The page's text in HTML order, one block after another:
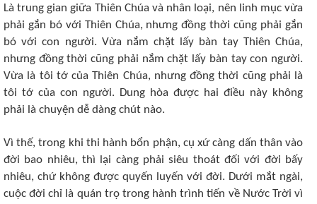
Là trung gian giữa Thiên Chúa và nhân loại, nên linh mục vừa
phải gắn bó với Thiên Chúa, nhưng đồng thời cũng phải gắn
bó với con người. Vừa nắm chặt lấy bàn tay Thiên Chúa,
nhưng đồng thời cũng phải nắm chặt lấy bàn tay con người.
Vừa là tôi tớ của Thiên Chúa, nhưng đồng thời cũng phải là
tôi tớ của con người. Dung hòa được hai điều này không
phải là chuyện dễ dàng chút nào.
Vì thế, trong khi thi hành bổn phận, cụ xứ càng dấn thân vào
đời bao nhiêu, thì lại càng phải siêu thoát đối với đời bấy
nhiêu, chứ không được quyến luyến với đời. Dưới mắt ngài,
cuộc đời chỉ là quán trọ trong hành trình tiến về Nước Trời vì